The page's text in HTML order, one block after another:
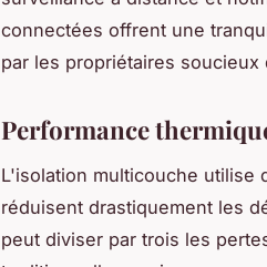
connectées offrent une
par les propriétaires
Performance
L'isolation multicouche utilise
réduisent drastiquement les
peut diviser par trois les